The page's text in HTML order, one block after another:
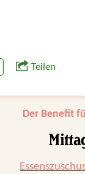
Teilen
Der Benefit